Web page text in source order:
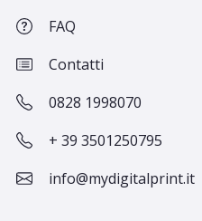
FAQ
Contatti
0828 1998070
+ 39 3501250795
info@mydigitalprint.it